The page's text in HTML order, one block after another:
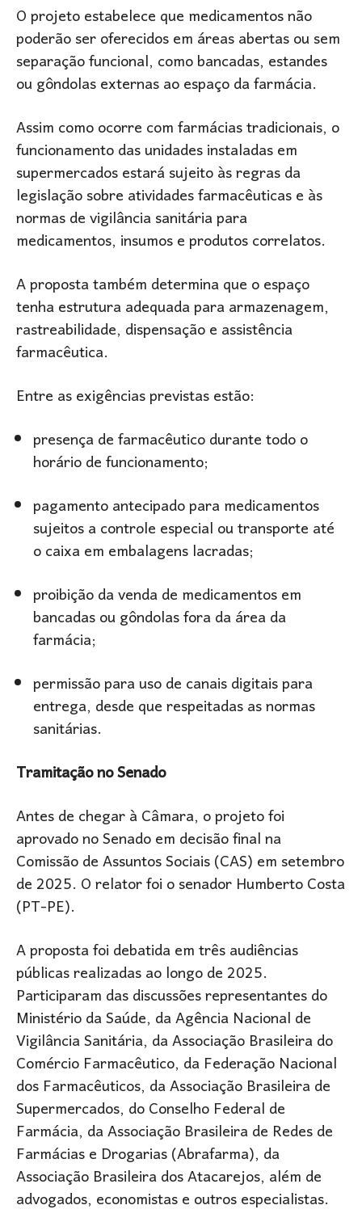
O projeto estabelece que medicamentos não
poderão ser oferecidos em áreas abertas ou sem
separação funcional, como bancadas, estandes
ou gôndolas externas ao espaço da farmácia.
Assim como ocorre com farmácias tradicionais, o
funcionamento das unidades instaladas em
supermercados estará sujeito às regras da
legislação sobre atividades farmacêuticas e às
normas de vigilância sanitária para
medicamentos, insumos e produtos correlatos.
A proposta também determina que o espaço
tenha estrutura adequada para armazenagem,
rastreabilidade, dispensação e assistência
farmacêutica.
Entre as exigências previstas estão:
presença de farmacêutico durante todo o
horário de funcionamento;
pagamento antecipado para medicamentos
sujeitos a controle especial ou transporte até
o caixa em embalagens lacradas;
proibição da venda de medicamentos em
bancadas ou gôndolas fora da área da
farmácia;
permissão para uso de canais digitais para
entrega, desde que respeitadas as normas
sanitárias.
Tramitação no Senado
Antes de chegar à Câmara, o projeto foi
aprovado no Senado em decisão final na
Comissão de Assuntos Sociais (CAS) em setembro
de 2025. O relator foi o senadorHumberto Costa
(PT-PE).
A proposta foi debatida em três audiências
públicas realizadas ao longo de 2025.
Participaram das discussões representantes do
Ministério da Saúde, daAgência Nacional de
Vigilância Sanitária, da Associação Brasileira do
Comércio Farmacêutico, da Federação Nacional
dos Farmacêuticos, daAssociação Brasileira de
Supermercados, doConselho Federal de
Farmácia, da Associação Brasileira de Redes de
Farmácias e Drogarias (Abrafarma), da
Associação Brasileira dos Atacarejos, além de
advogados, economistas e outros especialistas.